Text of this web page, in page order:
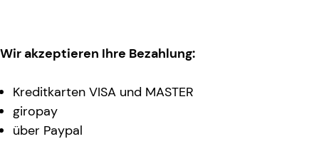
Wir akzeptieren Ihre Bezahlung:
Kreditkarten VISA und MASTER
giropay
über Paypal